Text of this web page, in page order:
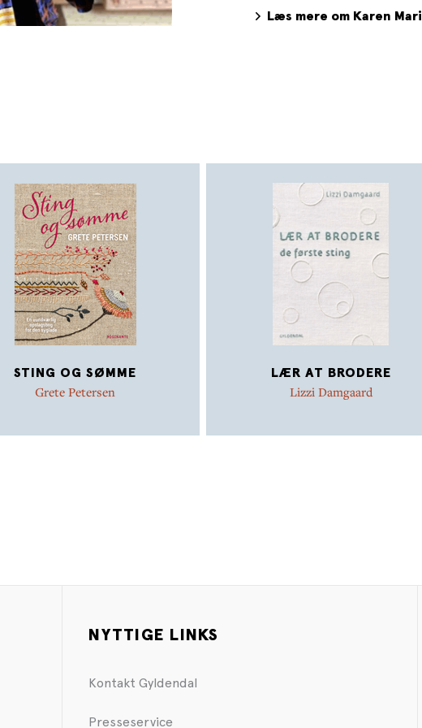
store broderede værker,
Læs mere om Karen
STING OG SØMME
Grete Petersen
LÆR AT BRODERE
Lizzi Damgaard
NYTTIGE LINKS
Kontakt Gyldendal
Presseservice